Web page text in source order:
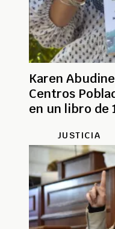
Karen
Centros
en un libro de
JUSTICIA